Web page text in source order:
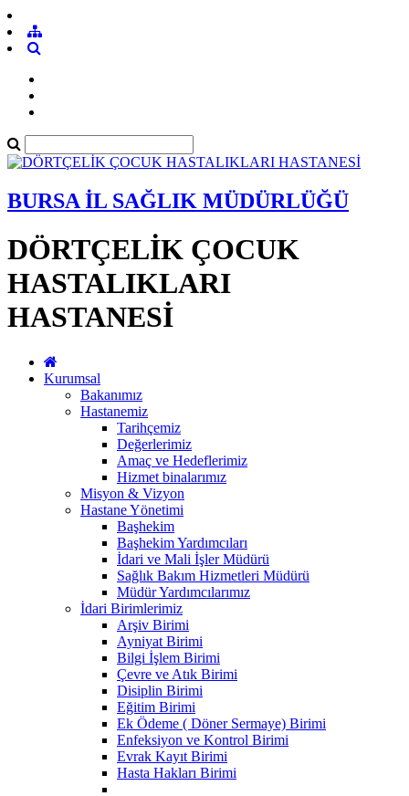
BURSA İL SAĞLIK MÜDÜRLÜĞÜ
DÖRTÇELİK ÇOCUK
HASTALIKLARI
HASTANESİ
Kurumsal
Bakanımız
Hastanemiz
Tarihçemiz
Değerlerimiz
Amaç ve Hedeflerimiz
Hizmet binalarımız
Misyon & Vizyon
Hastane Yönetimi
Başhekim
Başhekim Yardımcıları
İdari ve Mali İşler Müdürü
Sağlık Bakım Hizmetleri Müdürü
Müdür Yardımcılarımız
İdari Birimlerimiz
Arşiv Birimi
Ayniyat Birimi
Bilgi İşlem Birimi
Çevre ve Atık Birimi
Disiplin Birimi
Eğitim Birimi
Ek Ödeme ( Döner Sermaye) Birimi
Enfeksiyon ve Kontrol Birimi
Evrak Kayıt Birimi
Hasta Hakları Birimi